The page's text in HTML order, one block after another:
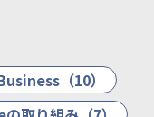
（10）